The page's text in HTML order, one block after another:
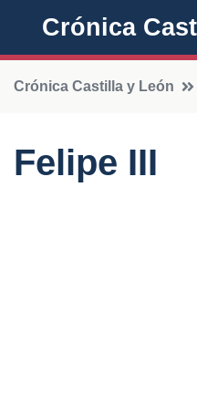
Crónica
Crónica Castilla y León
Felipe III